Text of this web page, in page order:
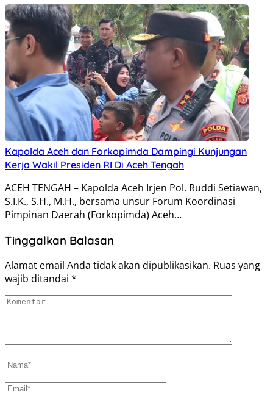
Kapolda Aceh dan Forkopimda Dampingi Kunjungan
Kerja Wakil Presiden RI Di Aceh Tengah
ACEH TENGAH – Kapolda Aceh Irjen Pol. Ruddi Setiawan,
S.I.K., S.H., M.H., bersama unsur Forum Koordinasi
Pimpinan Daerah (Forkopimda) Aceh…
Tinggalkan Balasan
Alamat email Anda tidak akan dipublikasikan. Ruas yang
wajib ditandai *